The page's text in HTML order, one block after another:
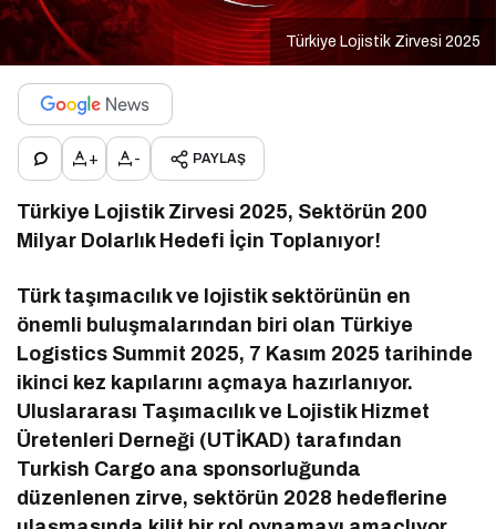
Türkiye Lojistik Zirvesi 2025
+ - PAYLAŞ
Türkiye Lojistik Zirvesi 2025, Sektörün 200
Milyar Dolarlık Hedefi İçin Toplanıyor!
Türk taşımacılık ve lojistik sektörünün en
önemli buluşmalarından biri olan Türkiye
Logistics Summit 2025, 7 Kasım 2025 tarihinde
ikinci kez kapılarını açmaya hazırlanıyor.
Uluslararası Taşımacılık ve Lojistik Hizmet
Üretenleri Derneği (UTİKAD) tarafından
Turkish Cargo ana sponsorluğunda
düzenlenen zirve, sektörün 2028 hedeflerine